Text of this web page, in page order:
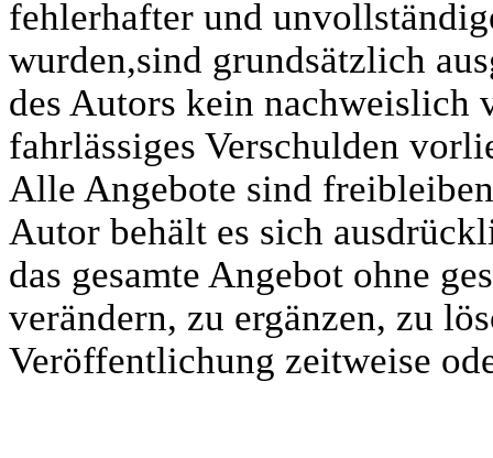
fehlerhafter und
wurden,sind grundsätzlich
des Autors kein nachweislich
fahrlässiges Verschulden
Alle Angebote sind
Autor behält es sich
das gesamte Angebot ohne
verändern, zu ergänzen, zu
Veröffentlichung zeitweise